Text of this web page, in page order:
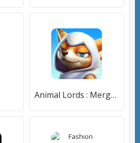
Animal Lords : Merge & Rumble